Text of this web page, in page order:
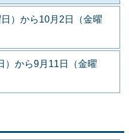
）から10月2日（金曜
）から9月11日（金曜